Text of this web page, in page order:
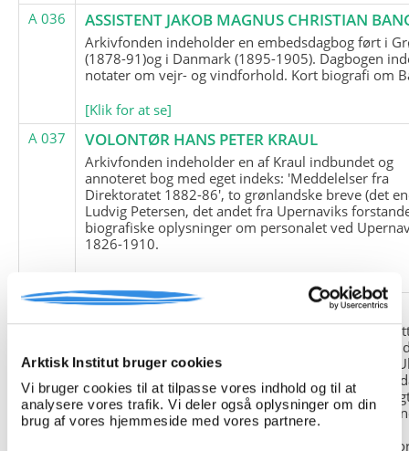
Arktisk Institut bruger cookies
Vi bruger cookies til at tilpasse vores indhold og til at
analysere vores trafik. Vi deler også oplysninger om din
brug af vores hjemmeside med vores partnere.
A 036
ASSISTENT JAKOB MAGNUS CHRISTIAN
Arkivfonden indeholder en embedsdagbog ført i
(1878-91)og i Danmark (1895-1905). Dagbogen
notater om vejr- og vindforhold. Kort biografi om
[Klik for at se]
A 037
VOLONTØR HANS PETER KRAUL
Arkivfonden indeholder en af Kraul indbundet og
annoteret bog med eget indeks: 'Meddelelser fra
Direktoratet 1882-86', to grønlandske breve (det
Ludvig Petersen, det andet fra Upernaviks
biografiske oplysninger om personalet ved
1826-1910.
A 038
FRIEDRICH LITTMANN
Denne arkivfond indeholder en kopi af Friedrich
upublicerede erindringer. Originalen befinder sig i
tyske historiker Franz Selingers privatarkiv i byen
Tyskland. Friedrich Littmann var en af de tyske
der var med i vejrstationen "Holzauge" i Hansa
Nordøstgrønland under Anden Verdenskrig.
"Holzauge" blev opdaget af Nordøstgrønlands
Slædepatrulje med Eli Knudsen som medlem og